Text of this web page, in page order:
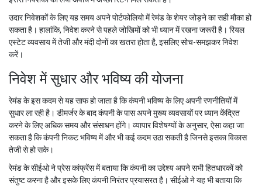
उदार निवेशकों के लिए यह समय अपने पोर्टफोलियो में रेमंड के शेयर जोड़ने का सही मौका हो
सकता है। हालांकि, निवेश करने से पहले जोखिमों को भी ध्यान में रखना जरूरी है। रियल
एस्टेट व्यवसाय में तेजी और मंदी दोनों का खतरा होता है, इसलिए सोच-समझकर निवेश
करें।
निवेश में सुधार और भविष्य की योजना
रेमंड के इस कदम से यह साफ हो जाता है कि कंपनी भविष्य के लिए अपनी रणनीतियों में
सुधार ला रही है। डीमर्जर के बाद कंपनी के पास अपने मुख्य व्यवसायों पर ध्यान केंद्रित
करने के लिए अधिक समय और संसाधन होंगे। व्यापार विशेषग्यों के अनुसार, ऐसा कहा जा
सकता है कि कंपनी निकट भविष्य में और भी कई कदम उठा सकती है जिनसे इसका विकास
तेजी से हो सके।
रेमंड के सीईओ ने प्रेस कांफ्रेंस में बताया कि कंपनी का उद्देश्य अपने सभी हितधारकों को
संतुष्ट करना है और इसके लिए कंपनी निरंतर प्रयासरत है। सीईओ ने यह भी बताया कि